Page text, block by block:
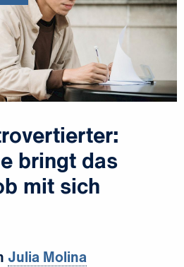
bringt das
mit sich
Julia Molina